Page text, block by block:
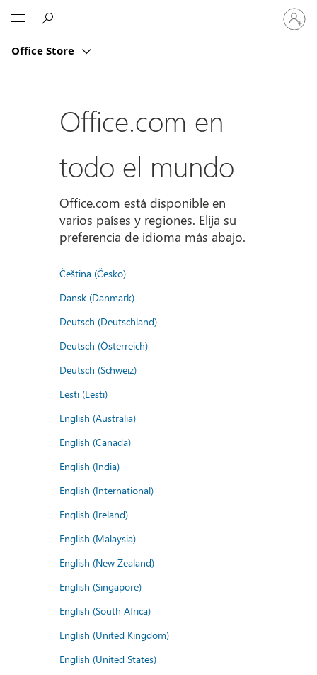
Office Store
Iniciar
sesión
en
cuenta
Office.com en
todo el mundo
Office.com está disponible en
varios países y regiones. Elija su
preferencia de idioma más abajo.
Čeština (Česko)
Dansk (Danmark)
Deutsch (Deutschland)
Deutsch (Österreich)
Deutsch (Schweiz)
Eesti (Eesti)
English (Australia)
English (Canada)
English (India)
English (International)
English (Ireland)
English (Malaysia)
English (New Zealand)
English (Singapore)
English (South Africa)
English (United Kingdom)
English (United States)